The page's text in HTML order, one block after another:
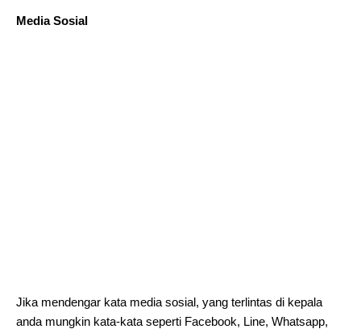
Media Sosial
Jika mendengar kata media sosial, yang terlintas di kepala
anda mungkin kata-kata seperti Facebook, Line, Whatsapp,